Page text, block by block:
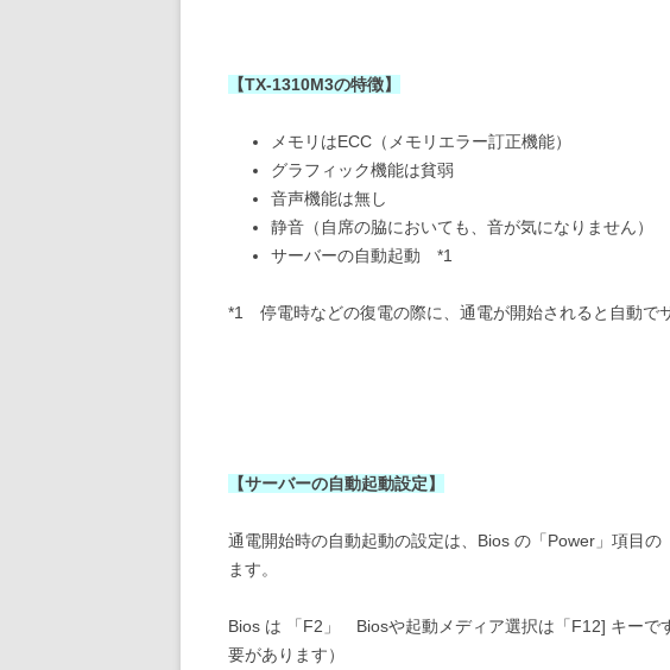
【TX-1310M3の特徴】
メモリはECC（メモリエラー訂正機能）
グラフィック機能は貧弱
音声機能は無し
静音（自席の脇においても、音が気になりません）
サーバーの自動起動 *1
*1 停電時などの復電の際に、通電が開始されると自動で
【サーバーの自動起動設定】
通電開始時の自動起動の設定は、Bios の「Power」項目
ます。
Bios は 「F2」 Biosや起動メディア選択は「F12] キーで
要があります）